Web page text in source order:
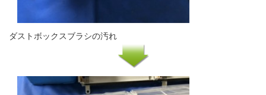
ダストボックスブラシの汚れ